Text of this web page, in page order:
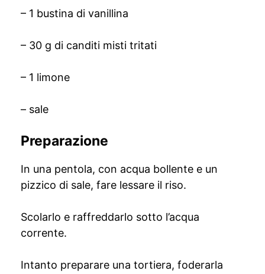
– 1 bustina di vanillina
– 30 g di canditi misti tritati
– 1 limone
– sale
Preparazione
In una pentola, con acqua bollente e un
pizzico di sale, fare lessare il riso.
Scolarlo e raffreddarlo sotto l’acqua
corrente.
Intanto preparare una tortiera, foderarla